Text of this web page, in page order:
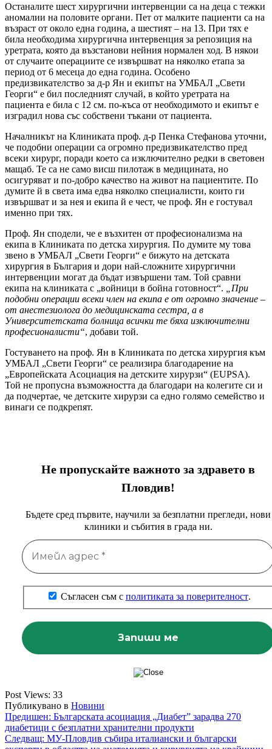
Останалите шест хирургични интервенции са на деца с тежки
аномалии на половите органи. Пет от малките пациенти са на
възраст от около една година, а шестият – на 13. При тях е
била необходима хирургична интервенция за репозиция на
уретрата, която да възстанови нейния нормален ход. В някои
от случаите операциите се извършват на няколко етапа за
период от 6 месеца до една година. Особено
предизвикателство за д-р Ян и екипът на УМБАЛ „Свети
Георги“ е бил последният случай, в който уретрата на
пациента е била с 12 см. по-къса от необходимото и екипът е
изградил нова със собствени тъкани от пациента.
Началникът на Клиниката проф. д-р Пенка Стефанова уточни,
че подобни операции са огромно предизвикателство пред
всеки хирург, поради което са изключително редки в световен
мащаб. Те са не само висш пилотаж в медицината, но
осигуряват и по-добро качество на живот на пациентите. По
думите й в света има едва няколко специалисти, които ги
извършват и за нея и екипа й е чест, че проф. Ян е гостувал
именно при тях.
Проф. Ян сподели, че е възхитен от професионализма на
екипа в Клиниката по детска хирургия. По думите му това
звено в УМБАЛ „Свети Георги“ е бижуто на детската
хирургия в България и дори най-сложните хирургични
интервенции могат да бъдат извършени там. Той сравни
екипа на клиниката с „войници в бойна готовност“.
„При
подобни операции всеки член на екипа е от огромно значение –
от анестезиолога до медицинската сестра, а в
Университетската болница всички те бяха изключителни
професионалисти“, добави той.
Гостуването на проф. Ян в Клиниката по детска хирургия към
УМБАЛ „Свети Георги“ се реализира благодарение на
„Европейската Асоциация на детските хирурзи“ (EUPSA).
Той не пропусна възможността да благодари на колегите си и
да подчертае, че детските хирурзи са едно голямо семейство и
винаги се подкрепят.
Не пропускайте важното за здравето в
Пловдив!
Бъдете сред първите, научили за безплатни прегледи, нови
клиники и събития в града ни.
Съгласен съм с политиката за поверителност.
Post Views: 33
Публикувано в Новини
Навигация
Предишен: Българската асоциация „Диабет” зарадва 270
диабетици с безплатни хранителни продукти
Следващ: МУ-Пловдив събира италиански и български